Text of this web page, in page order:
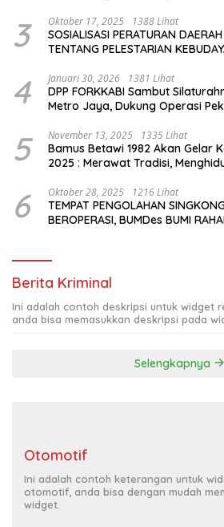
3 Oktober 17, 2025 1388 Lihat
SOSIALISASI PERATURAN
TENTANG PELESTARIAN
4 Januari 30, 2026 1381 Lihat
DPP FORKKABI Sambut
Metro Jaya, Dukung Operasi
5 November 13, 2025 1335 Lihat
Bamus Betawi 1982 Akan Gelar
2025 : Merawat Tradisi,
6 Oktober 28, 2025 1216 Lihat
TEMPAT PENGOLAHAN
BEROPERASI, BUMDes BUMI
Berita Kriminal
Ini adalah contoh deskripsi untuk widget
anda bisa memasukkan deskripsi pada
Selengkapnya
Otomotif
Ini adalah contoh keterangan untuk
otomotif, anda bisa dengan mudah
widget.